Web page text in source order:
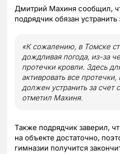
Дмитрий Махиня сообщил,
подрядчик обязан устранить
«К сожалению, в Томске
дождливая погода, из-за
протечки кровли. Здесь
активровать все
должен устранить за счет
отметил Махиня.
Также подрядчик заверил,
на объекте достаточно,
гимназии получится